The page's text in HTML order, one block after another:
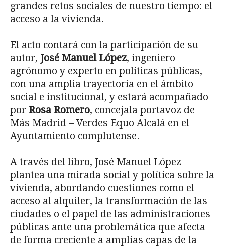
grandes retos sociales de nuestro tiempo: el
acceso a la vivienda.
El acto contará con la participación de su
autor, José Manuel López, ingeniero
agrónomo y experto en políticas públicas,
con una amplia trayectoria en el ámbito
social e institucional, y estará acompañado
por Rosa Romero, concejala portavoz de
Más Madrid – Verdes Equo Alcalá en el
Ayuntamiento complutense.
A través del libro, José Manuel López
plantea una mirada social y política sobre la
vivienda, abordando cuestiones como el
acceso al alquiler, la transformación de las
ciudades o el papel de las administraciones
públicas ante una problemática que afecta
de forma creciente a amplias capas de la